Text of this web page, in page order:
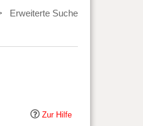
Erweiterte Suche
Zur Hilfe